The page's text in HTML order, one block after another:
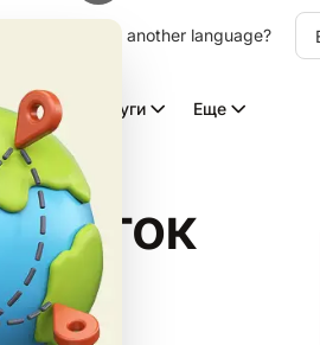
Choose another language?
с ИИ Услуги Еще
веток